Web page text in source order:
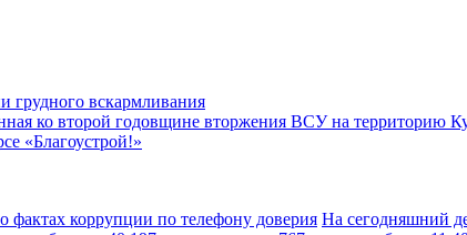
грудного вскармливания
ко второй годовщине вторжения ВСУ на территорию
«Благоустрой!»
фактах коррупции по телефону доверия На сегодняшний